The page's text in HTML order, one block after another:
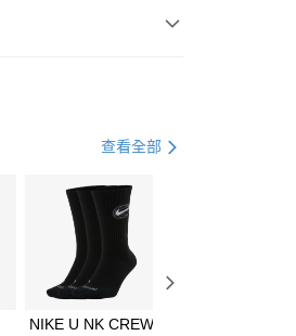
將跳轉至「AFTEE先享後
可完成結帳。
中的連結，可透過四大超商
視為交易完成。
查看全部
NIKE U NK CREW